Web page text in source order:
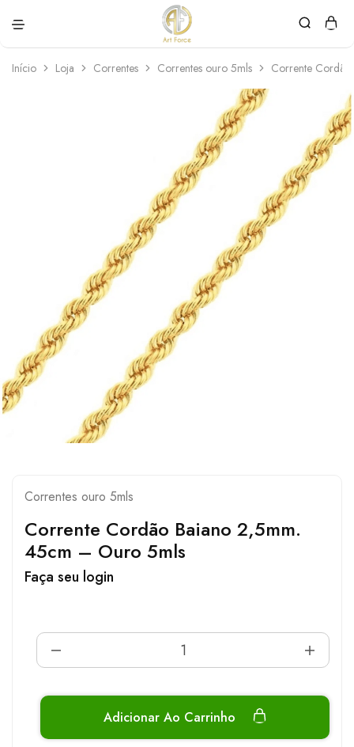
Force
personalizadas
Início Loja Correntes Correntes ouro 5mls Corrente
Correntes ouro 5mls
Corrente Cordão Baiano 2,5mm.
45cm – Ouro 5mls
Faça seu login
Adicionar Ao Carrinho